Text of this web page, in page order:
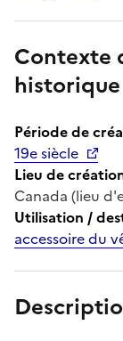
Contexte
historique
Période de
19e siècle
Lieu de
Canada (lieu
Utilisation /
accessoire du